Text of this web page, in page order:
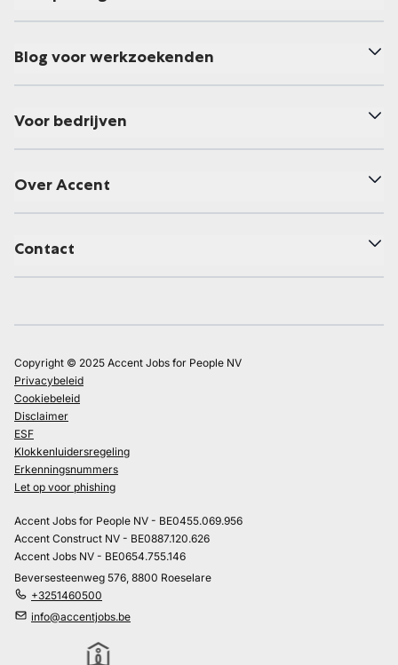
Blog voor werkzoekenden
Voor bedrijven
Over Accent
Contact
Copyright © 2025 Accent Jobs for People NV
Privacybeleid
Cookiebeleid
Disclaimer
ESF
Klokkenluidersregeling
Erkenningsnummers
Let op voor phishing
Accent Jobs for People NV - BE0455.069.956
Accent Construct NV - BE0887.120.626
Accent Jobs NV - BE0654.755.146
Beversesteenweg 576, 8800 Roeselare
+3251460500
info@accentjobs.be